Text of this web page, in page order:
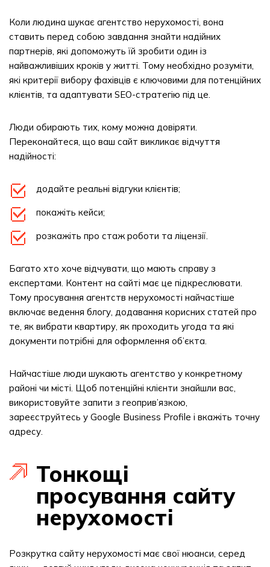
Коли людина шукає агентство нерухомості, вона
ставить перед собою завдання знайти надійних
партнерів, які допоможуть їй зробити один із
найважливіших кроків у житті. Тому необхідно розуміти,
які критерії вибору фахівців є ключовими для потенційних
клієнтів, та адаптувати SEO-стратегію під це.
Люди обирають тих, кому можна довіряти.
Переконайтеся, що ваш сайт викликає відчуття
надійності:
додайте реальні відгуки клієнтів;
покажіть кейси;
розкажіть про стаж роботи та ліцензії.
Багато хто хоче відчувати, що мають справу з
експертами. Контент на сайті має це підкреслювати.
Тому просування агентств нерухомості найчастіше
включає ведення блогу, додавання корисних статей про
те, як вибрати квартиру, як проходить угода та які
документи потрібні для оформлення об’єкта.
Найчастіше люди шукають агентство у конкретному
районі чи місті. Щоб потенційні клієнти знайшли вас,
використовуйте запити з геоприв’язкою,
зареєструйтесь у Google Business Profile і вкажіть точну
адресу.
Тонкощі
просування сайту
нерухомості
Розкрутка сайту нерухомості має свої нюанси, серед